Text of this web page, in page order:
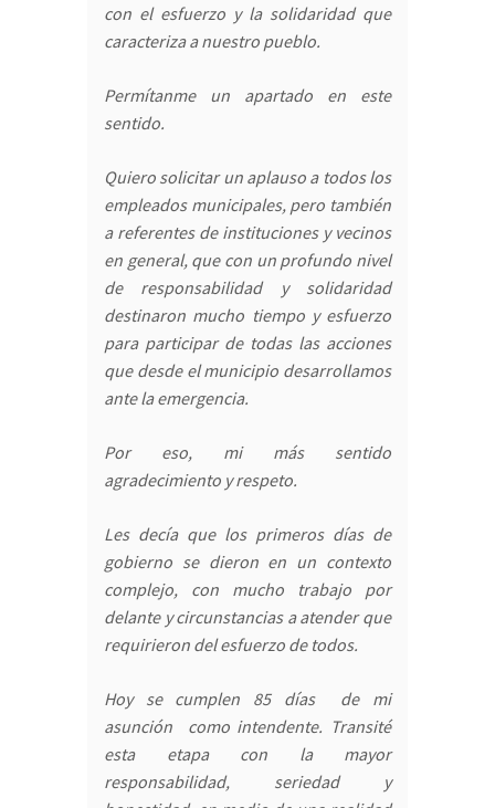
con el esfuerzo y la solidaridad que
caracteriza a nuestro pueblo.
Permítanme un apartado en este
sentido.
Quiero solicitar un aplauso a todos los
empleados municipales, pero también
a referentes de instituciones y vecinos
en general, que con un profundo nivel
de responsabilidad y solidaridad
destinaron mucho tiempo y esfuerzo
para participar de todas las acciones
que desde el municipio desarrollamos
ante la emergencia.
Por eso, mi más sentido
agradecimiento y respeto.
Les decía que los primeros días de
gobierno se dieron en un contexto
complejo, con mucho trabajo por
delante y circunstancias a atender que
requirieron del esfuerzo de todos.
Hoy se cumplen 85 días de mi
asunción como intendente. Transité
esta etapa con la mayor
responsabilidad, seriedad y